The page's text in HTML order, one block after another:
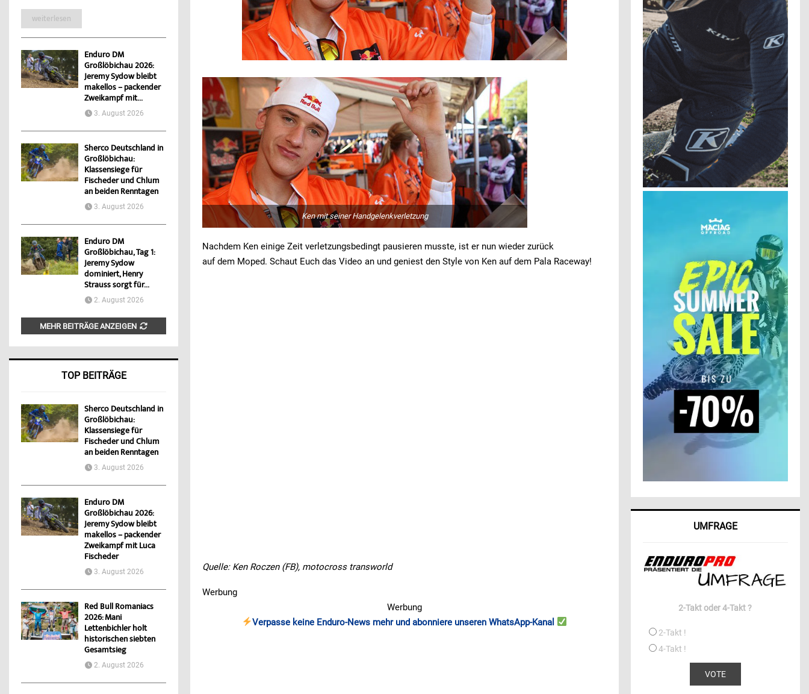
Ken mit seiner Handgelenkverletzung
Nachdem Ken einige Zeit verletzungsbedingt pausieren musste, ist er nun wieder zurück
auf dem Moped. Schaut Euch das Video an und geniest den Style von Ken auf dem Pala Raceway!
Quelle: Ken Roczen (FB), motocross transworld
Werbung
Werbung
Verpasse keine Enduro-News mehr und abonniere unseren WhatsApp-Kanal
weiterlesen
Enduro DM
Großlöbichau 2026:
Jeremy Sydow bleibt
makellos – packender
Zweikampf mit...
3. August 2026
Sherco Deutschland in
Großlöbichau:
Klassensiege für
Fischeder und Chlum
an beiden Renntagen
3. August 2026
Enduro DM
Großlöbichau, Tag 1:
Jeremy Sydow
dominiert, Henry
Strauss sorgt für...
2. August 2026
MEHR BEITRÄGE ANZEIGEN
TOP BEITRÄGE
Sherco Deutschland in
Großlöbichau:
Klassensiege für
Fischeder und Chlum
an beiden Renntagen
3. August 2026
Enduro DM
Großlöbichau 2026:
Jeremy Sydow bleibt
makellos – packender
Zweikampf mit Luca
Fischeder
3. August 2026
Red Bull Romaniacs
2026: Mani
Lettenbichler holt
historischen siebten
Gesamtsieg
2. August 2026
UMFRAGE
2-Takt oder 4-Takt ?
2-Takt !
4-Takt !